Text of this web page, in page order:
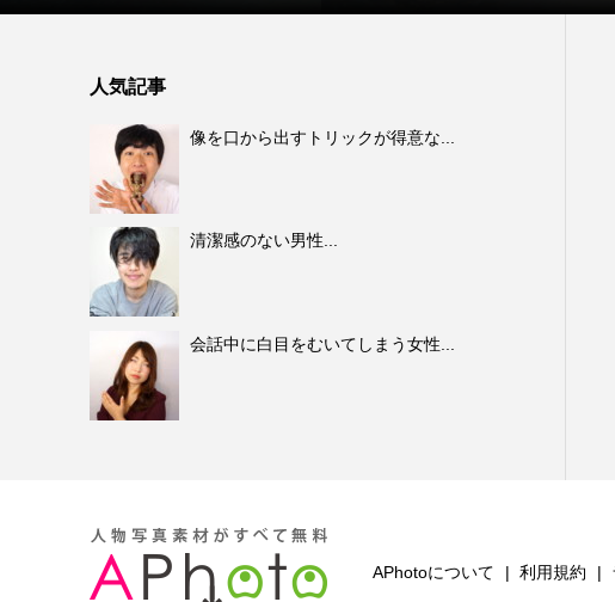
人気記事
像を口から出すトリックが得意な...
清潔感のない男性...
会話中に白目をむいてしまう女性...
APhotoについて 利用規約